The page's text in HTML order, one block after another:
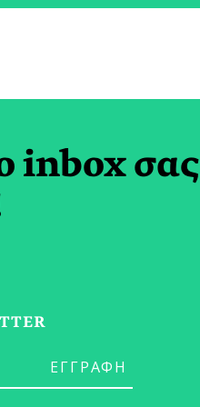
με
inbox σας